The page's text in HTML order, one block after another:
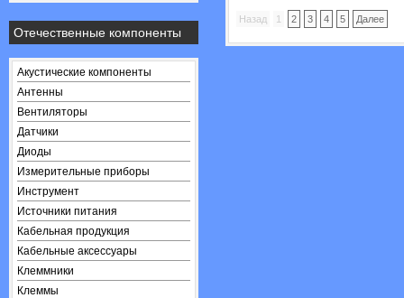
Отечественные компоненты
Акустические компоненты
Антенны
Вентиляторы
Датчики
Диоды
Измерительные приборы
Инструмент
Источники питания
Кабельная продукция
Кабельные аксессуары
Клеммники
Клеммы
Назад 1 2 3 4 5 Далее